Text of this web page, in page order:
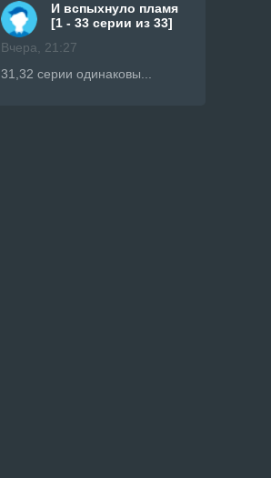
И вспыхнуло пламя
[1 - 33 серии из 33]
Вчера, 21:27
31,32 серии одинаковы...